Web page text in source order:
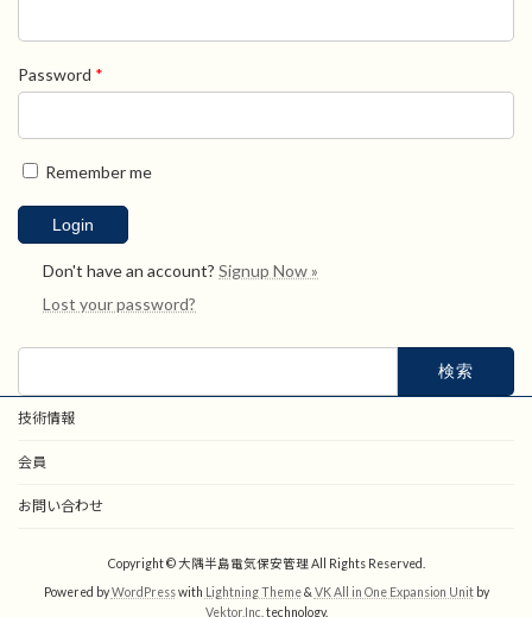
Password *
Remember me
Don't have an account? Signup Now »
Lost your password?
技術情報
会員
お問い合わせ
Copyright © 大隅半島電気保安管理 All Rights Reserved.
Powered byWordPresswith Lightning Theme& VK All in One Expansion Unitby
Vektor,Inc. technology.